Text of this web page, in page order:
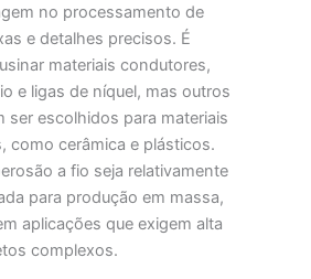
no processamento de
e detalhes precisos. É
materiais condutores,
e ligas de níquel, mas outros
ser escolhidos para materiais
como cerâmica e plásticos.
a fio seja relativamente
para produção em massa,
aplicações que exigem alta
complexos.